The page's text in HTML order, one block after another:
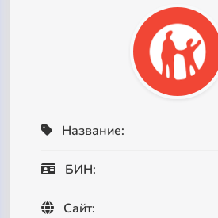
Название:
БИН:
Сайт: